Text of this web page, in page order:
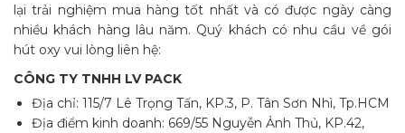
lại trải nghiệm mua hàng tốt nhất và có được ngày càng
nhiều khách hàng lâu năm. Quý khách có nhu cầu về gói
hút oxy vui lòng liên hệ:
CÔNG TY TNHH LV PACK
Địa chỉ: 115/7 Lê Trọng Tấn, KP.3, P. Tân Sơn Nhì, Tp.HCM
Địa điểm kinh doanh: 669/55 Nguyễn Ảnh Thủ, KP.42,